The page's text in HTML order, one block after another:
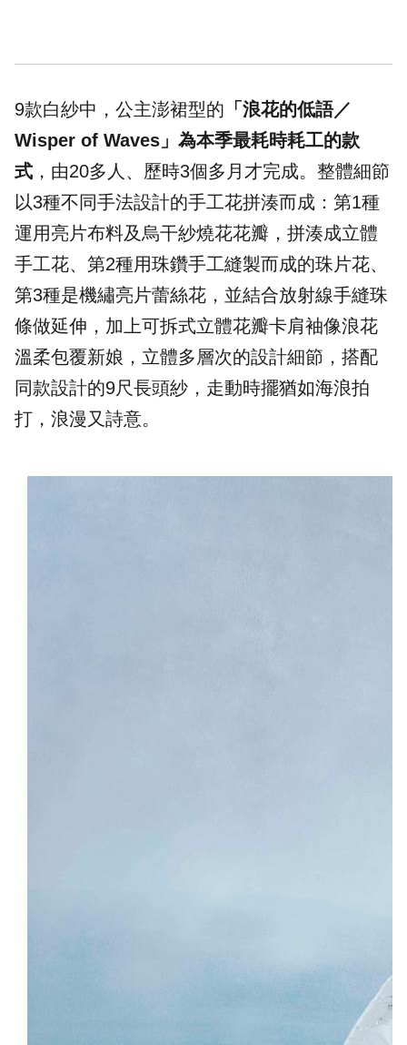
9款白紗中，公主澎裙型的 「浪花的低語／
Wisper of Waves」為本季最耗時耗工的款
式 ，由20多人、歷時3個多月才完成。整體細節
以3種不同手法設計的手工花拼湊而成：第1種
運用亮片布料及烏干紗燒花花瓣，拼湊成立體
手工花、第2種用珠鑽手工縫製而成的珠片花、
第3種是機繡亮片蕾絲花，並結合放射線手縫珠
條做延伸，加上可拆式立體花瓣卡肩袖像浪花
溫柔包覆新娘，立體多層次的設計細節，搭配
同款設計的9尺長頭紗，走動時擺猶如海浪拍
打，浪漫又詩意。